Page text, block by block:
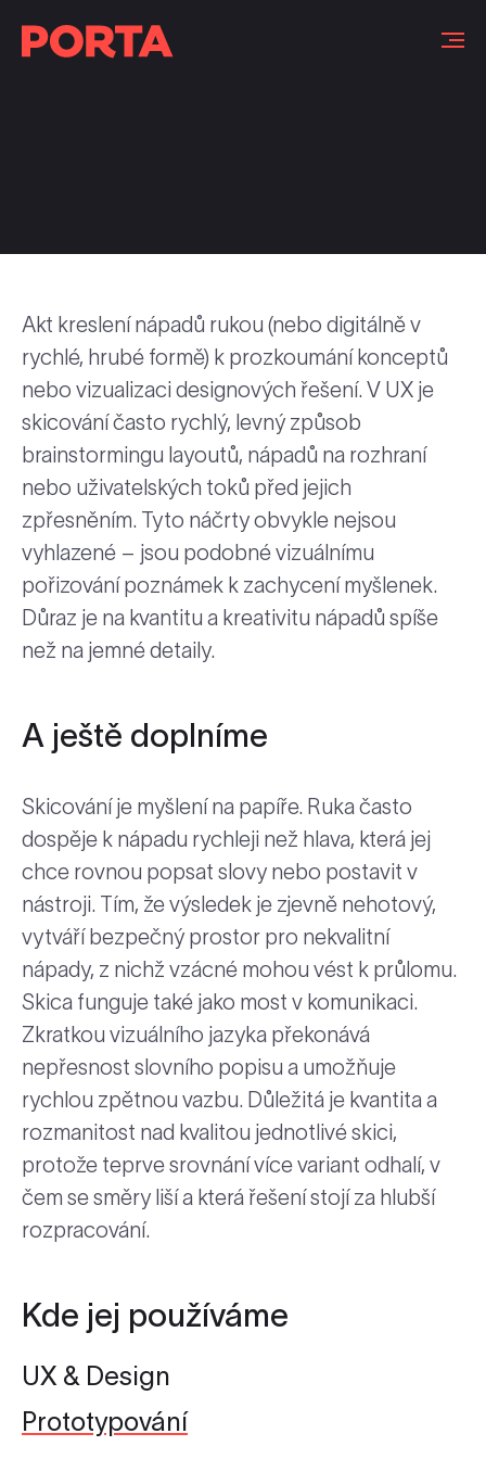
Akt kreslení nápadů rukou (nebo digitálně v
rychlé, hrubé formě) k prozkoumání konceptů
nebo vizualizaci designových řešení. V UX je
skicování často rychlý, levný způsob
brainstormingu layoutů, nápadů na rozhraní
nebo uživatelských toků před jejich
zpřesněním. Tyto náčrty obvykle nejsou
vyhlazené – jsou podobné vizuálnímu
pořizování poznámek k zachycení myšlenek.
Důraz je na kvantitu a kreativitu nápadů spíše
než na jemné detaily.
A ještě doplníme
Skicování je myšlení na papíře. Ruka často
dospěje k nápadu rychleji než hlava, která jej
chce rovnou popsat slovy nebo postavit v
nástroji. Tím, že výsledek je zjevně nehotový,
vytváří bezpečný prostor pro nekvalitní
nápady, z nichž vzácné mohou vést k průlomu.
Skica funguje také jako most v komunikaci.
Zkratkou vizuálního jazyka překonává
nepřesnost slovního popisu a umožňuje
rychlou zpětnou vazbu. Důležitá je kvantita a
rozmanitost nad kvalitou jednotlivé skici,
protože teprve srovnání více variant odhalí, v
čem se směry liší a která řešení stojí za hlubší
rozpracování.
Kde jej používáme
UX & Design
Prototypování